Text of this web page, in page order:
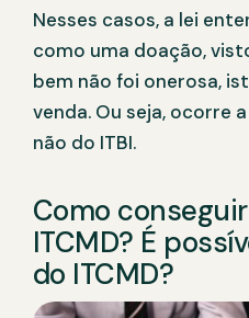
Nesses casos, a lei
como uma doação,
bem não foi onerosa,
venda. Ou seja, ocorre
não do ITBI.
Como
ITCMD? É
do ITCMD?